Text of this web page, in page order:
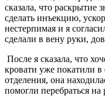
сказала, что раскрытие
сделать инъекцию,
нестерпимая и я
сделали в вену руки,
После я сказала, что
кровати уже покатили
отделения, она
помогли перебраться